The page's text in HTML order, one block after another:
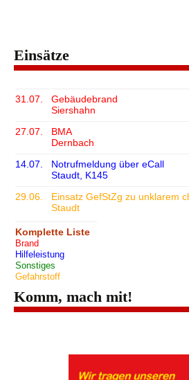
Einsätze
31.07.
Gebäudebrand
Siershahn
27.07.
BMA
Dernbach
14.07.
Notrufmeldung über eCall
Staudt, K145
29.06.
Einsatz GefStZg zu unklarem
Staudt
Komplette Liste
Brand
Hilfeleistung
Sonstiges
Gefahrstoff
Komm, mach mit!